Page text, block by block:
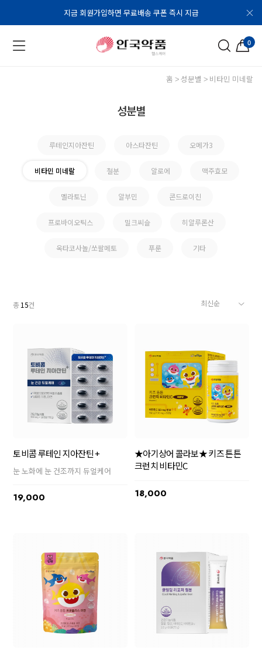
지금 회원가입하면 무료배송 쿠폰 즉시 지급
0
홈 성분별 비타민 미네랄
성분별
루테인지아잔틴 아스타잔틴 오메가3
비타민 미네랄 철분 알로에 맥주효모
멜라토닌 알부민 콘드로이친
프로바이오틱스 밀크씨슬 히알루론산
옥타코사놀/쏘팔메토 푸룬 기타
총15건
토비콤 루테인 지아잔틴 +
눈 노화에 눈 건조까지 듀얼케어
19,000
★아기상어 콜라보★ 키즈 튼튼
크런치 비타민C
18,000